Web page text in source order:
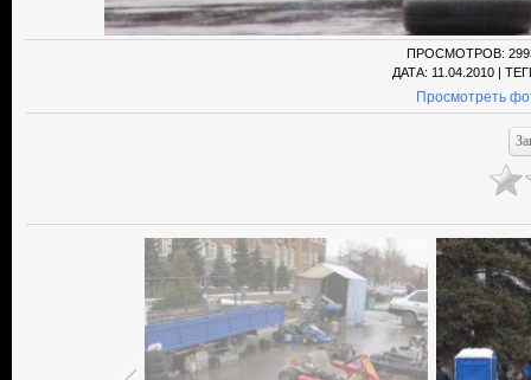
ПРОСМОТРОВ:
ДАТА: 11.04.2010 |
Просмотреть